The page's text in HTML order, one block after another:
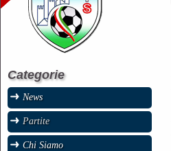
Categorie
News
Partite
Chi Siamo